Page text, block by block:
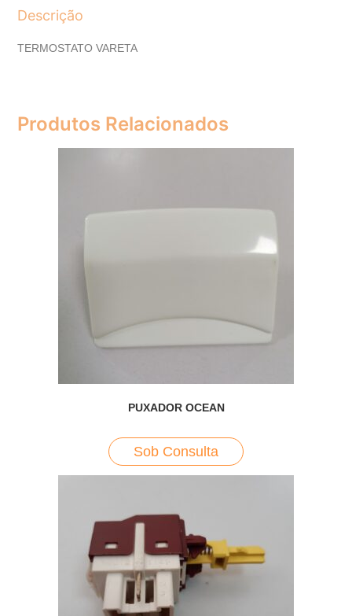
Descrição
TERMOSTATO VARETA
Produtos Relacionados
PUXADOR OCEAN
Sob Consulta